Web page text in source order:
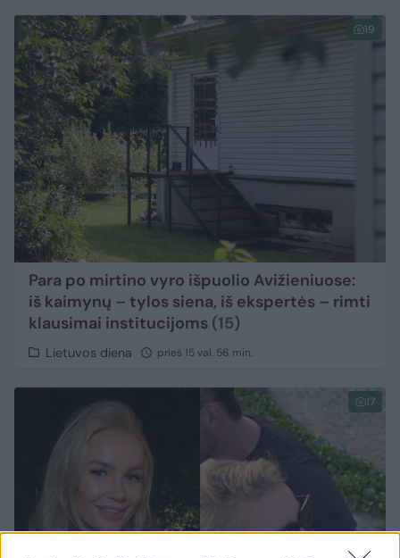
19
Para po mirtino vyro išpuolio Avižieniuose:
iš kaimynų – tylos siena, iš ekspertės – rimti
klausimai institucijoms (15)
Lietuvos diena prieš 15 val. 56 min.
17